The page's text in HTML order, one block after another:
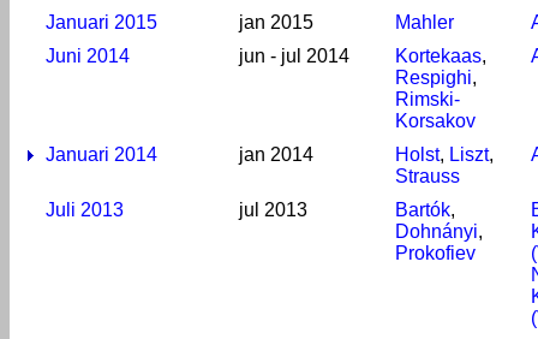
Januari 2015 jan 2015 Mahler
Juni 2014
jun - jul 2014 Kortekaas,
Respighi,
Rimski-
Korsakov
Januari 2014 jan 2014 Holst, Liszt,
Strauss
Juli 2013 jul 2013 Bartók,
Dohnányi,
Prokofiev